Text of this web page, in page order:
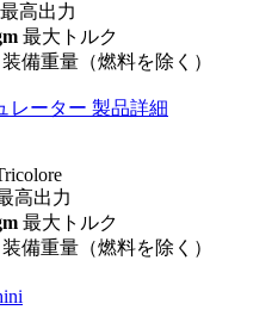
最高出力
最大トルク
装備重量（燃料を除く）
レーター 製品詳細
高出力
最大トルク
装備重量（燃料を除く）